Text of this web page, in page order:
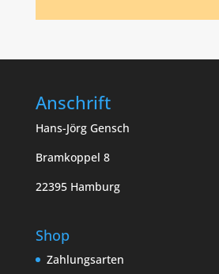
Anschrift
Hans-Jörg Gensch
Bramkoppel 8
22395 Hamburg
Shop
Zahlungsarten